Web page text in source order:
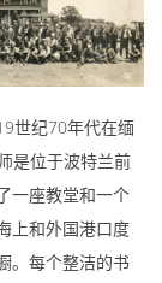
世纪70年代在缅
是位于波特兰前
一座教堂和一个
上和外国港口度
。每个整洁的书